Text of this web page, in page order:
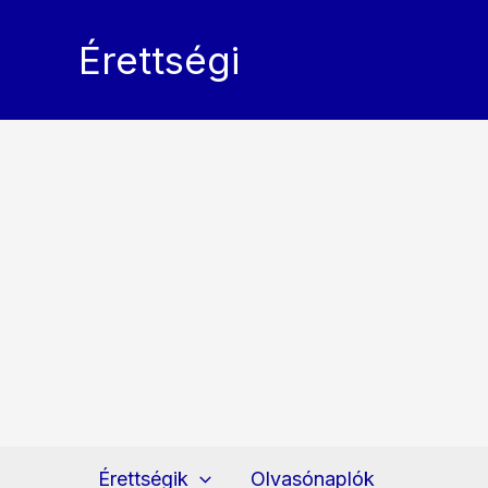
Érettségi
Érettségik Olvasónaplók